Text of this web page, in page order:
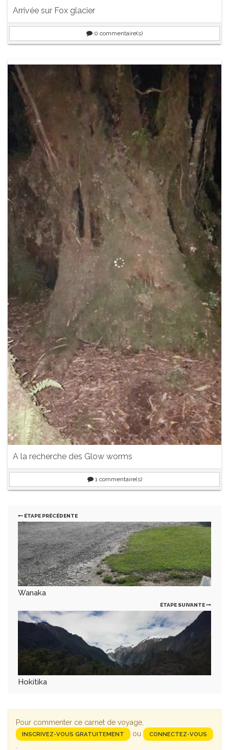
Arrivée sur Fox glacier
0 commentaire(s)
A la recherche des Glow worms
1commentaire(s)
ÉTAPE PRÉCÉDENTE
Wanaka
ÉTAPE SUIVANTE
Hokitika
Pour commenter ce carnet de voyage,
INSCRIVEZ-VOUS GRATUITEMENT ou CONNECTEZ-VOUS
.